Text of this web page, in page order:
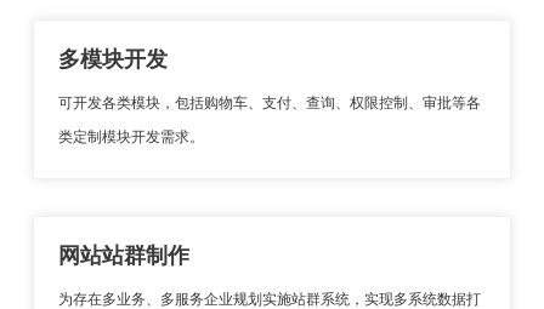
多模块开发
可开发各类模块，包括购物车、支付、查询、权限控制、审批等各
类定制模块开发需求。
网站站群制作
为存在多业务、多服务企业规划实施站群系统，实现多系统数据打